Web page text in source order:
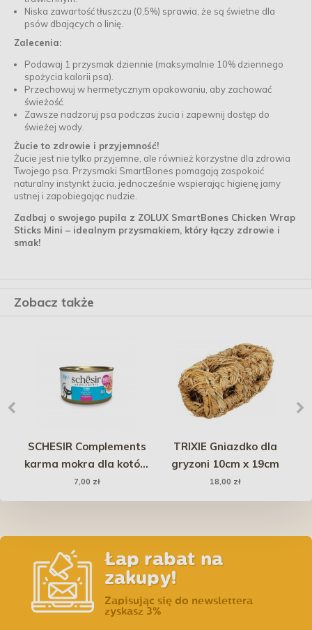
Niska zawartość tłuszczu (0,5%) sprawia, że są świetne dla
psów dbających o linię.
Zalecenia:
Podawaj 1 przysmak dziennie (maksymalnie 10% dziennego
spożycia kalorii psa).
Przechowuj w hermetycznym opakowaniu, aby zachować
świeżość.
Zawsze nadzoruj psa podczas żucia i zapewnij dostęp do
świeżej wody.
Żucie to zdrowie i przyjemność!
Żucie jest nie tylko przyjemne, ale również korzystne dla zdrowia
Twojego psa. Przysmaki SmartBones pomagają zaspokoić
naturalny instynkt żucia, jednocześnie wspierając higienę jamy
ustnej i zapobiegając nudzie.
Zadbaj o swojego pupila z ZOLUX SmartBones Chicken Wrap
Sticks Mini – idealnym przysmakiem, który łączy zdrowie i
smak!
Zobacz także
SCHESIR Complements
karma mokra dla kotów
tuńczyk w bulionie 70g
(puszka)
7,00 zł
TRIXIE Gniazdko dla
gryzoni 10cm x 19cm
18,00 zł
Łap rabat na
zakupy!
Zapisując się do newslettera
zyskasz 3%